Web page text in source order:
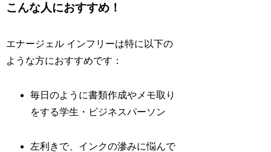
こんな人におすすめ！
エナージェル インフリーは特に以下の
ような方におすすめです：
毎日のように書類作成やメモ取り
をする学生・ビジネスパーソン
左利きで、インクの滲みに悩んで